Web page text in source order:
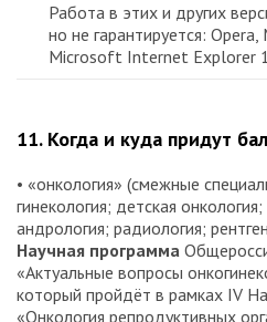
Работа в этих и других
но не гарантируется:
Microsoft Internet Explorer
11. Когда и куда придут
• «онкология» (смежные
гинекология; детская
андрология; радиология;
Научная программа
«Актуальные вопросы
который пройдёт в рамках IV
«Онкология репродуктивных